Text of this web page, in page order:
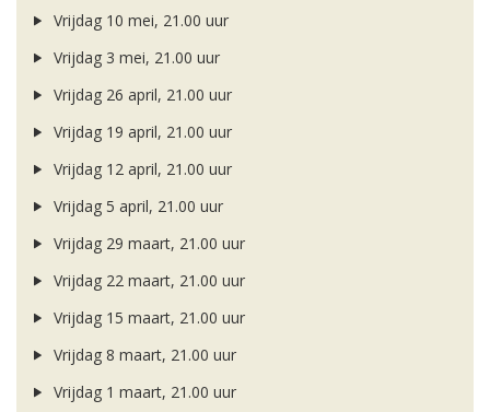
Vrijdag 10 mei, 21.00 uur
Vrijdag 3 mei, 21.00 uur
Vrijdag 26 april, 21.00 uur
Vrijdag 19 april, 21.00 uur
Vrijdag 12 april, 21.00 uur
Vrijdag 5 april, 21.00 uur
Vrijdag 29 maart, 21.00 uur
Vrijdag 22 maart, 21.00 uur
Vrijdag 15 maart, 21.00 uur
Vrijdag 8 maart, 21.00 uur
Vrijdag 1 maart, 21.00 uur